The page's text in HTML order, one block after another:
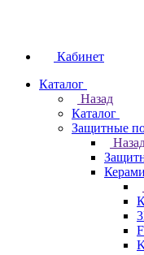
Кабинет
Каталог
Назад
Каталог
Защитные